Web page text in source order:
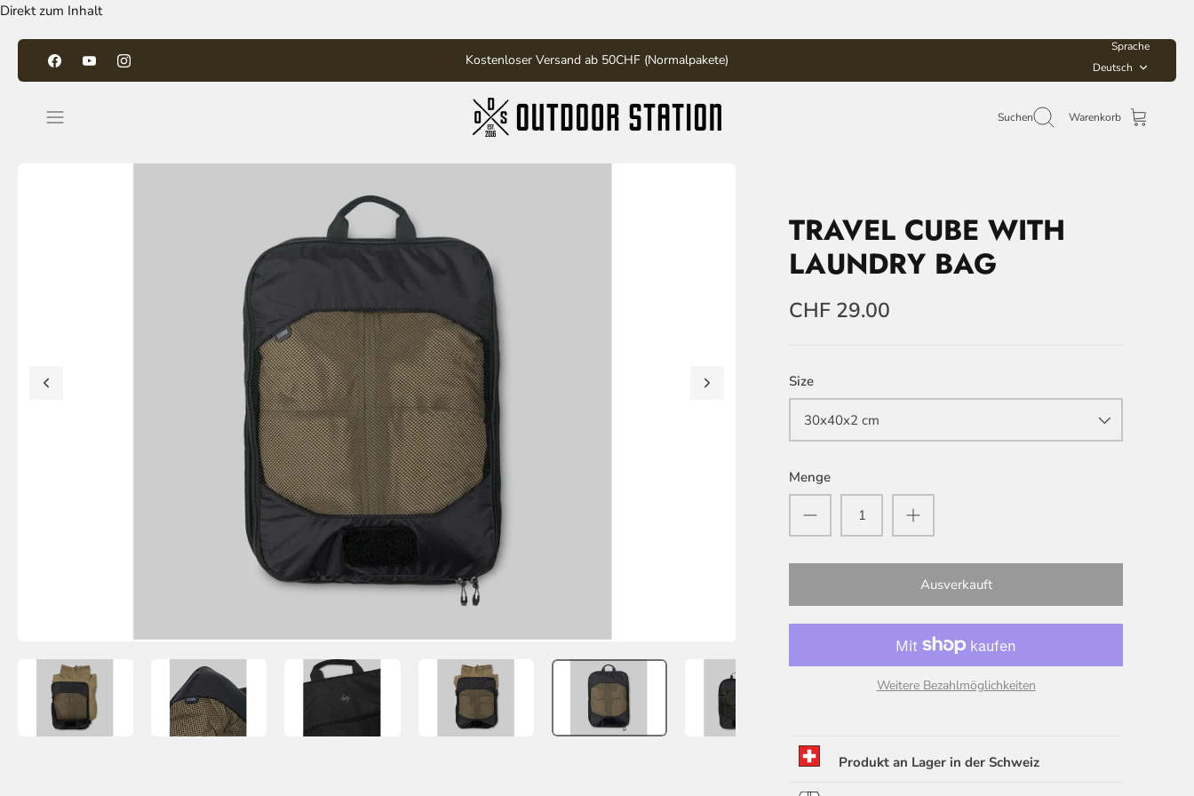
Direkt zum Inhalt
Kostenloser Versand ab 50CHF (Normalpakete)
Sprache
Deutsch
Suchen Warenkorb
TRAVEL CUBE WITH
LAUNDRY BAG
CHF 29.00
Size
30x40x2 cm
Menge
Ausverkauft
Weitere Bezahlmöglichkeiten
Produkt an Lager in der Schweiz